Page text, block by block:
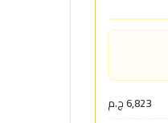
6,823 ج.م